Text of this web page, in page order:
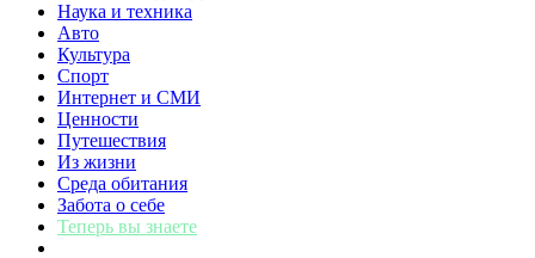
Наука и техника
Авто
Культура
Спорт
Интернет и СМИ
Ценности
Путешествия
Из жизни
Среда обитания
Забота о себе
Теперь вы знаете